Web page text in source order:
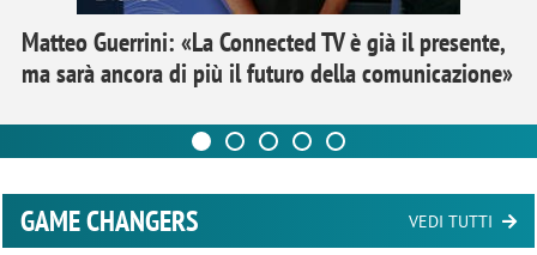
Matteo Guerrini: «La Connected TV è già il presente,
ma sarà ancora di più il futuro della comunicazione»
GAME CHANGERS VEDI TUTTI